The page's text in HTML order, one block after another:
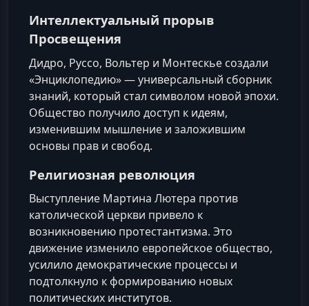
Интеллектуальный прорыв
Просвещения
Дидро, Руссо, Вольтер и Монтескье создали
«Энциклопедию» — универсальный сборник
знаний, который стал символом новой эпохи.
Общество получило доступ к идеям,
изменившим мышление и заложившим
основы прав и свобод.
Религиозная революция
Выступление Мартина Лютера против
католической церкви привело к
возникновению протестантизма. Это
движение изменило европейское общество,
усилило демократические процессы и
подтолкнуло к формированию новых
политических институтов.